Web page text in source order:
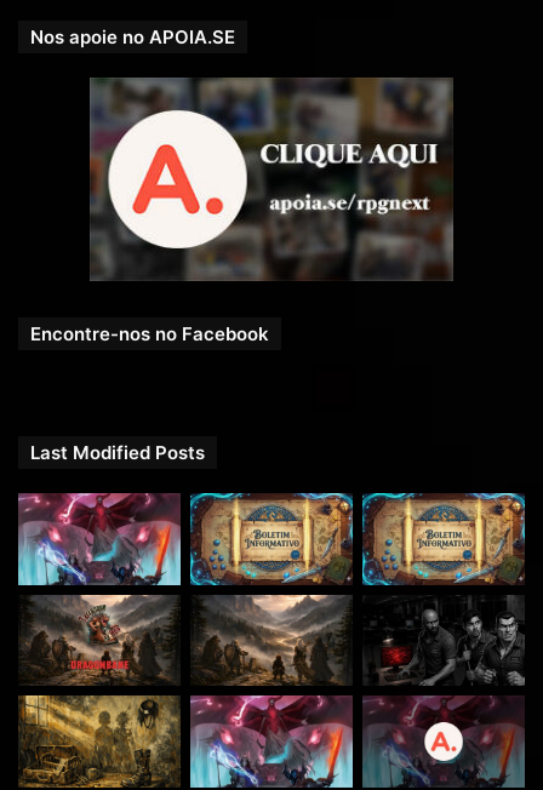
Rafael 47, o DM (Dungeon Master);
Klank, um Guerreiro Anão (interpretado por Fernando
Moura);
Vern Verón, um Bardo Meio-Elfo (interpretado por
Pedro Quitete);
Sandoval Miels , um Feiticeiro Humano (interpretado
Erevan Brisa Noturna, um Druida e Elfo da Floresta
Uma produçãoRPG Next
Nos apoie no APOIA.SE
Encontre-nos no Facebook
Last Modified Posts